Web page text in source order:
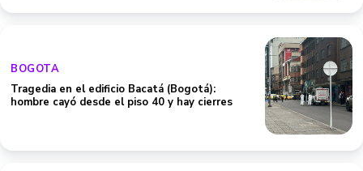
BOGOTA
Tragedia en el edificio Bacatá (Bogotá):
hombre cayó desde el piso 40 y hay cierres